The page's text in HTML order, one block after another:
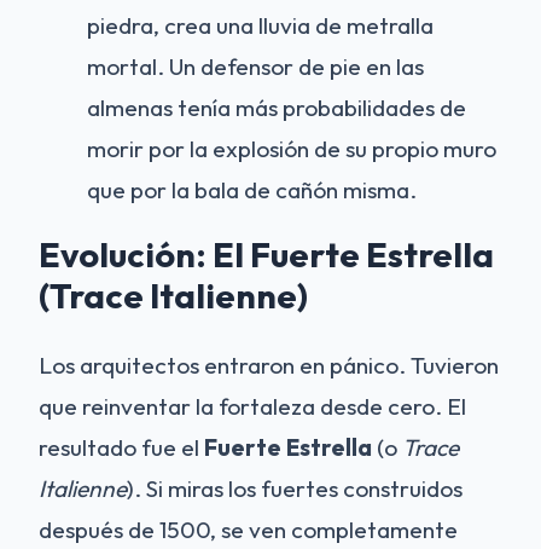
piedra, crea una lluvia de metralla
mortal. Un defensor de pie en las
almenas tenía más probabilidades de
morir por la explosión de su propio muro
que por la bala de cañón misma.
Evolución: El Fuerte Estrella
(Trace Italienne)
Los arquitectos entraron en pánico. Tuvieron
que reinventar la fortaleza desde cero. El
resultado fue el Fuerte Estrella (o Trace
Italienne). Si miras los fuertes construidos
después de 1500, se ven completamente